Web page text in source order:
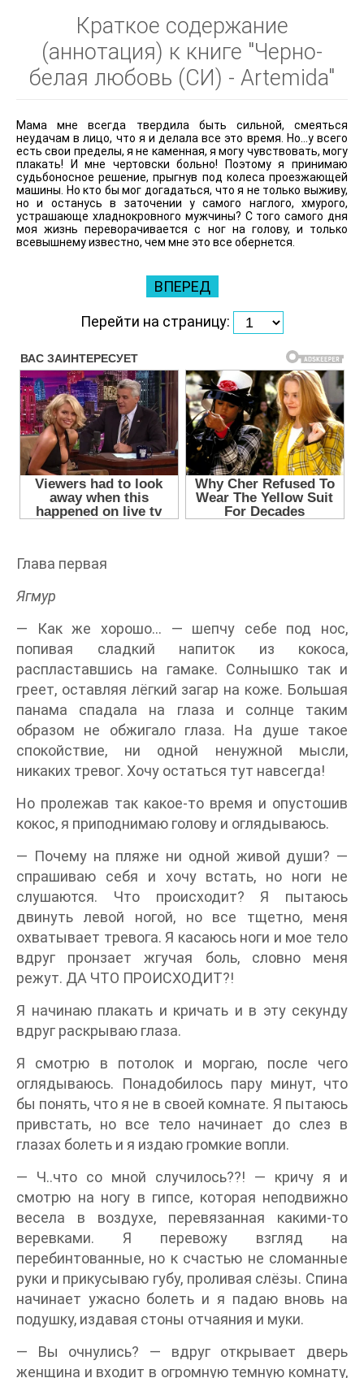
Краткое содержание
(аннотация) к книге "Черно-
белая любовь (СИ) - Artemida"
Мама мне всегда твердила быть сильной, смеяться
неудачам в лицо, что я и делала все это время. Но…у всего
есть свои пределы, я не каменная, я могу чувствовать, могу
плакать! И мне чертовски больно! Поэтому я принимаю
судьбоносное решение, прыгнув под колеса проезжающей
машины. Но кто бы мог догадаться, что я не только выживу,
но и останусь в заточении у самого наглого, хмурого,
устрашающе хладнокровного мужчины? С того самого дня
моя жизнь переворачивается с ног на голову, и только
всевышнему известно, чем мне это все обернется.
ВПЕРЕД
Перейти на страницу:
Глава первая
Ягмур
— Как же хорошо… — шепчу себе под нос,
попивая сладкий напиток из кокоса,
распластавшись на гамаке. Солнышко так и
греет, оставляя лёгкий загар на коже. Большая
панама спадала на глаза и солнце таким
образом не обжигало глаза. На душе такое
спокойствие, ни одной ненужной мысли,
никаких тревог. Хочу остаться тут навсегда!
Но пролежав так какое-то время и опустошив
кокос, я приподнимаю голову и оглядываюсь.
— Почему на пляже ни одной живой души? —
спрашиваю себя и хочу встать, но ноги не
слушаются. Что происходит? Я пытаюсь
двинуть левой ногой, но все тщетно, меня
охватывает тревога. Я касаюсь ноги и мое тело
вдруг пронзает жгучая боль, словно меня
режут. ДА ЧТО ПРОИСХОДИТ?!
Я начинаю плакать и кричать и в эту секунду
вдруг раскрываю глаза.
Я смотрю в потолок и моргаю, после чего
оглядываюсь. Понадобилось пару минут, что
бы понять, что я не в своей комнате. Я пытаюсь
привстать, но все тело начинает до слез в
глазах болеть и я издаю громкие вопли.
— Ч..что со мной случилось??! — кричу я и
смотрю на ногу в гипсе, которая неподвижно
весела в воздухе, перевязанная какими-то
веревками. Я перевожу взгляд на
перебинтованные, но к счастью не сломанные
руки и прикусываю губу, проливая слёзы. Спина
начинает ужасно болеть и я падаю вновь на
подушку, издавая стоны отчаяния и муки.
— Вы очнулись? — вдруг открывает дверь
женщина и входит в огромную темную комнату,